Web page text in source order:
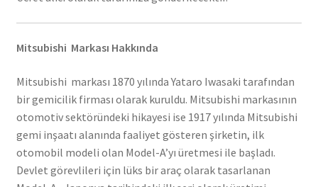
Mitsubishi Markası Hakkında
Mitsubishi markası 1870 yılında Yataro Iwasaki tarafından
bir gemicilik firması olarak kuruldu. Mitsubishi markasının
otomotiv sektöründeki hikayesi ise 1917 yılında Mitsubishi
gemi inşaatı alanında faaliyet gösteren şirketin, ilk
otomobil modeli olan Model-A’yı üretmesi ile başladı.
Devlet görevlileri için lüks bir araç olarak tasarlanan